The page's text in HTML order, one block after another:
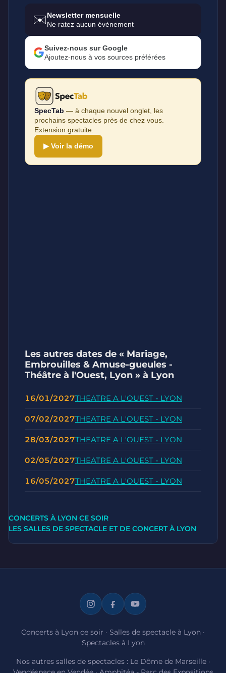
✉️Newsletter mensuelle
Ne ratez aucun événement
Suivez-nous sur Google
Ajoutez-nous à vos sources préférées
SpecTab — à chaque nouvel onglet, les
prochains spectacles près de chez vous.
Extension gratuite.
▶ Voir la démo
Les autres dates de « Mariage,
Embrouilles & Amuse-gueules -
Théâtre à l'Ouest, Lyon » à Lyon
16/01/2027THEATRE A L'OUEST - LYON
07/02/2027THEATRE A L'OUEST - LYON
28/03/2027THEATRE A L'OUEST - LYON
02/05/2027THEATRE A L'OUEST - LYON
16/05/2027THEATRE A L'OUEST - LYON
CONCERTS À LYON CE SOIR
LES SALLES DE SPECTACLE ET DE CONCERT À LYON
Concerts à Lyon ce soir · Salles de spectacle à Lyon ·
Spectacles à Lyon
Nos autres salles de spectacles : Le Dôme de Marseille·